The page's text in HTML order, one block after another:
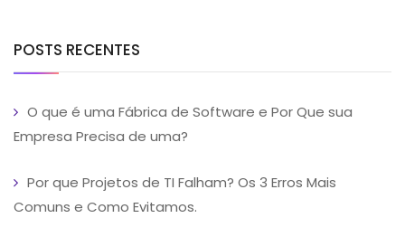
POSTS RECENTES
O que é uma Fábrica de Software e Por Que sua
Empresa Precisa de uma?
Por que Projetos de TI Falham? Os 3 Erros Mais
Comuns e Como Evitamos.